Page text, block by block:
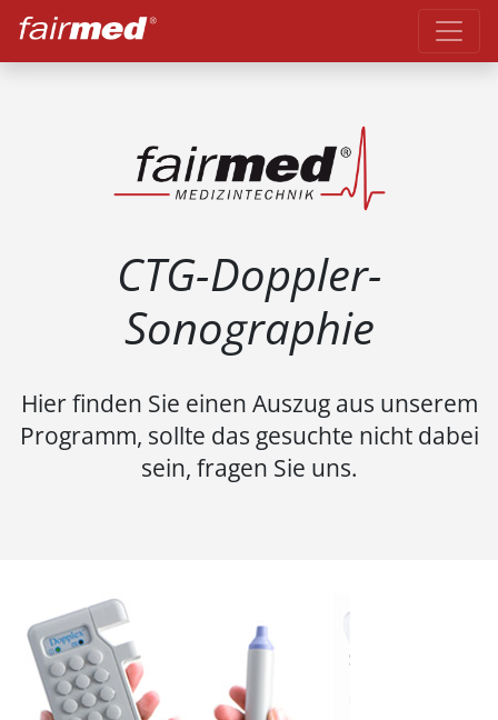
CTG-Doppler-
Sonographie
Hier finden Sie einen Auszug aus unserem
Programm, sollte das gesuchte nicht dabei
sein, fragen Sie uns.